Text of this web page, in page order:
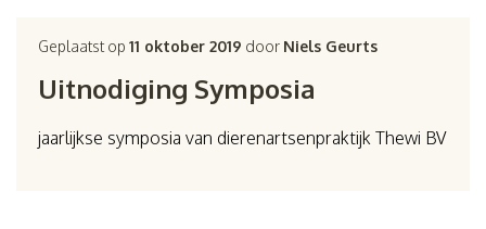
Geplaatst op11 oktober 2019 door Niels Geurts
Uitnodiging Symposia
jaarlijkse symposia van dierenartsenpraktijk Thewi BV